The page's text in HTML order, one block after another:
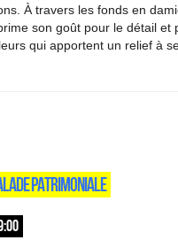
À travers les fonds en
son goût pour le détail
qui apportent un relief à
PATRIMONIALE